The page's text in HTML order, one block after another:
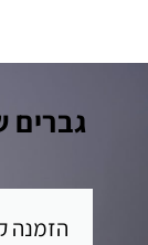
גברים
הזמנה